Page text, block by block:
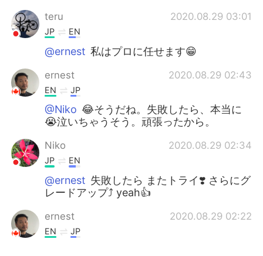
teru 2020.08.29 03:01
JP EN
@ernest 私はプロに任せます😁
ernest 2020.08.29 02:43
EN JP
@Niko 😂そうだね。失敗したら、本当に
😭泣いちゃうそう。頑張ったから。
Niko 2020.08.29 02:34
JP EN
@ernest 失敗したら またトライ❣️ さらにグ
レードアップ⤴️ yeah👍
ernest 2020.08.29 02:22
EN JP